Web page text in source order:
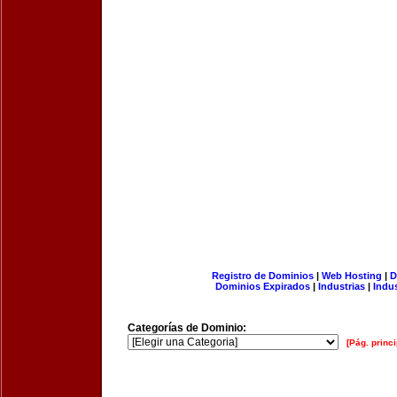
Registro de Dominios| Web Hosting |
Dominios Expirados | Industrias |
Categorías de Dominio:
[Pág.